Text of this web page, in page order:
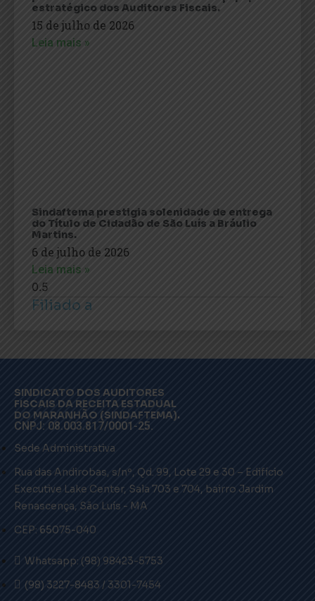
estratégico dos Auditores Fiscais.
15 de julho de 2026
Leia mais »
Sindaftema prestigia solenidade de entrega
do Título de Cidadão de São Luís a Bráulio
Martins.
6 de julho de 2026
Leia mais »
Filiado a
SINDICATO DOS AUDITORES
FISCAIS DA RECEITA ESTADUAL
DO MARANHÃO (SINDAFTEMA).
CNPJ: 08.003.817/0001-25.
Sede Administrativa
Rua das Andirobas, s/nº, Qd. 99, Lote 29 e 30 – Edifício
Executive Lake Center, Sala 703 e 704, bairro Jardim
Renascença, São Luís - MA
CEP: 65075-040
Whatsapp: (98) 98423-5753
(98) 3227-8483 / 3301-7454